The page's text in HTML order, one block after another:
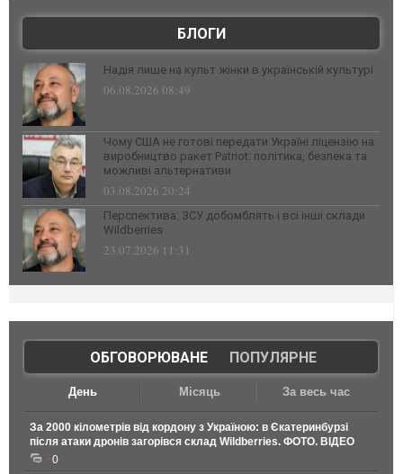
БЛОГИ
Надія лише на культ жінки в українській культурі
06.08.2026 08:49
Чому США не готові передати Україні ліцензію на
виробництво ракет Patriot: політика, безпека та
можливі альтернативи
03.08.2026 20:24
Перспектива: ЗСУ добомблять і всі інші склади
Wildberries
23.07.2026 11:31
ОБГОВОРЮВАНЕ| ПОПУЛЯРНЕ
День Місяць За весь час
За 2000 кілометрів від кордону з Україною: в Єкатеринбурзі
після атаки дронів загорівся склад Wildberries. ФОТО. ВІДЕО
0